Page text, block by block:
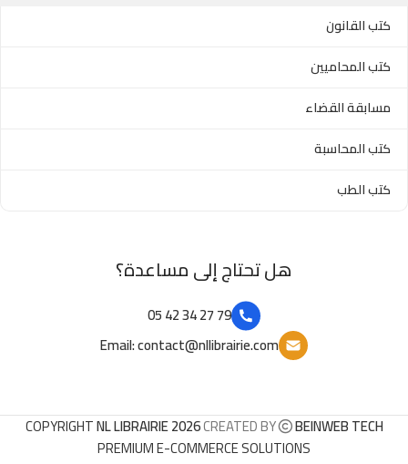
كتب القانون
كتب المحاميين
مسابقة القضاء
كتب المحاسبة
كتب الطب
هل تحتاج إلى مساعدة؟
79 27 34 42 05
Email: contact@nllibrairie.com
COPYRIGHTNL LIBRAIRIE 2026CREATED BY BEINWEB TECH
PREMIUM E-COMMERCE SOLUTIONS